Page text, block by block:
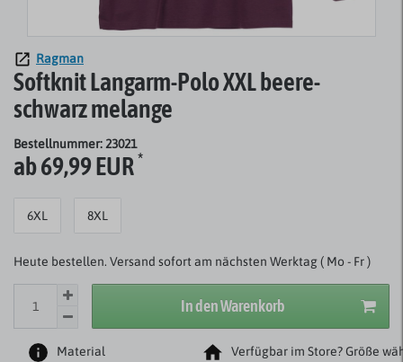
Ragman
Softknit Langarm-Polo XXL beere-
schwarz melange
Bestellnummer: 23021
ab 69,99 EUR*
6XL 8XL
Heute bestellen. Versand sofort am nächsten Werktag ( Mo - Fr )
In den Warenkorb
Material Verfügbar im Store? Größe